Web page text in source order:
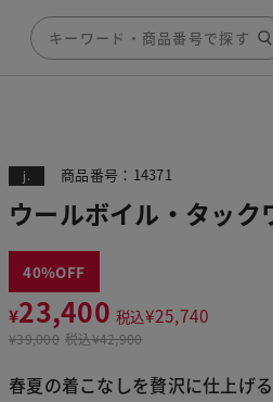
j. 商品番号：14371
ウールボイル・タック
40
¥23,400 税込¥25,740
¥39,000 税込¥42,900
春夏の着こなしを贅沢に仕上げる